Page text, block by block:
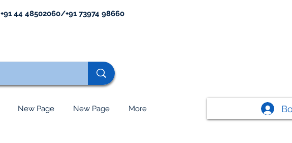
+91 44 48502060/+91 73974 98660
New Page New Page More